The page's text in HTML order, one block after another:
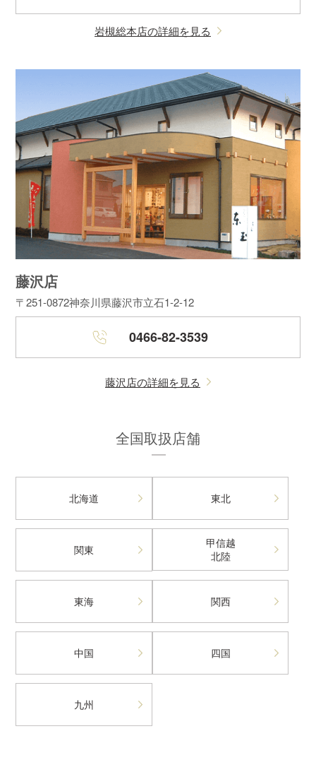
岩槻総本店の詳細を見る
藤沢店
〒251-0872神奈川県藤沢市立石1-2-12
0466-82-3539
藤沢店の詳細を見る
全国取扱店舗
北海道 東北
関東
甲信越
北陸
東海 関西
中国 四国
九州